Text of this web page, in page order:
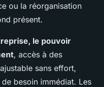
ou la réorganisation
présent.
le pouvoir
, accès à des
sans effort,
besoin immédiat. Les